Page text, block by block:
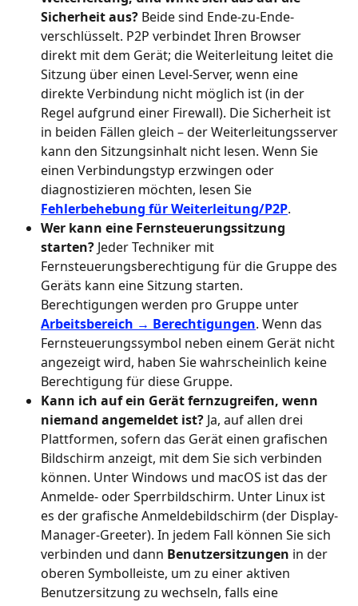
Sicherheit aus? Beide sind Ende-zu-Ende-
verschlüsselt. P2P verbindet Ihren Browser
direkt mit dem Gerät; die Weiterleitung leitet die
Sitzung über einen Level-Server, wenn eine
direkte Verbindung nicht möglich ist (in der
Regel aufgrund einer Firewall). Die Sicherheit ist
in beiden Fällen gleich – der Weiterleitungsserver
kann den Sitzungsinhalt nicht lesen. Wenn Sie
einen Verbindungstyp erzwingen oder
diagnostizieren möchten, lesen Sie
Fehlerbehebung für Weiterleitung/P2P.
Wer kann eine Fernsteuerungssitzung
starten? Jeder Techniker mit
Fernsteuerungsberechtigung für die Gruppe des
Geräts kann eine Sitzung starten.
Berechtigungen werden pro Gruppe unter
Arbeitsbereich → Berechtigungen. Wenn das
Fernsteuerungssymbol neben einem Gerät nicht
angezeigt wird, haben Sie wahrscheinlich keine
Berechtigung für diese Gruppe.
Kann ich auf ein Gerät fernzugreifen, wenn
niemand angemeldet ist? Ja, auf allen drei
Plattformen, sofern das Gerät einen grafischen
Bildschirm anzeigt, mit dem Sie sich verbinden
können. Unter Windows und macOS ist das der
Anmelde- oder Sperrbildschirm. Unter Linux ist
es der grafische Anmeldebildschirm (der Display-
Manager-Greeter). In jedem Fall können Sie sich
verbinden und dann Benutzersitzungen in der
oberen Symbolleiste, um zu einer aktiven
Benutzersitzung zu wechseln, falls eine